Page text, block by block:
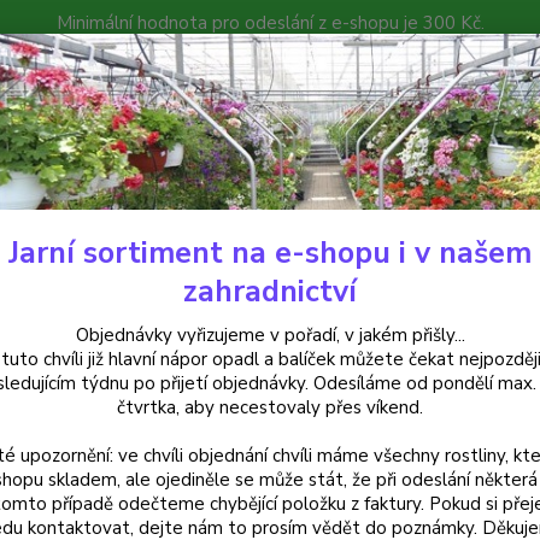
Minimální hodnota pro odeslání z e-shopu je 300 Kč.
můžete čekat nejpozději v následujícím týdnu po přijetí
Poradna Kontakty
Hledat
Drobné ovoce Ribes Titania,Rybíz černý
Titania,Rybíz černý
Jarní sortiment na e-shopu i v našem
zahradnictví
Objednávky vyřizujeme v pořadí, v jakém přišly...
chvíli již hlavní nápor opadl a balíček můžete čekat
týdnu po přijetí objednávky. Odesíláme od pondělí
čtvrtka, aby necestovaly přes víkend.
upozornění: ve chvíli objednání chvíli máme všechny rostliny,
skladem, ale ojediněle se může stát, že při odeslání některá
případě odečteme chybějící položku z faktury. Pokud si
kontaktovat, dejte nám to prosím vědět do poznámky.